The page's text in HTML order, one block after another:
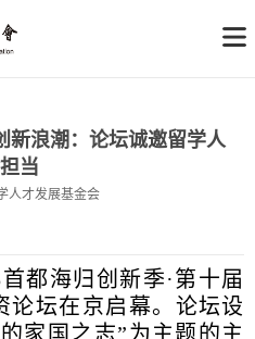
新浪潮：论坛诚邀留学人
当
人才发展基金会
都海归创新季·第十届
论坛在京启幕。论坛设
家国之志”为主题的主